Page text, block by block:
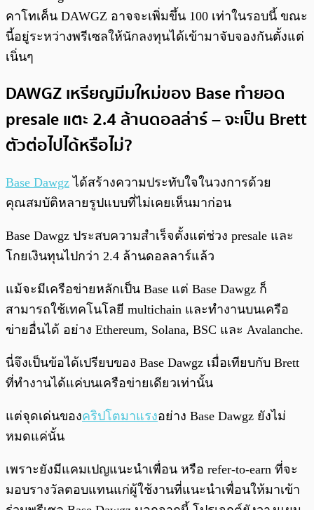
คาโทเค็น DAWGZ อาจจะเพิ่มขึ้น 100 เท่าในรอบนี้ ขณะ
นี้อยู่ระหว่างพรีเซลให้นักลงทุนได้เข้ามาจับจองกันตั้งแต่
เนิ่นๆ
DAWGZ เหรียญมีมใหม่ของ Base ทำยอด
presale แตะ 2.4 ล้านดอลล่าร์ – จะเป็น Brett
ตัวต่อไปได้หรือไม่?
Base Dawgz ได้สร้างความประทับใจในวงการด้วย
คุณสมบัติหลายรูปแบบที่ไม่เคยเห็นมาก่อน
Base Dawgz ประสบความสำเร็จตั้งแต่ช่วง presale และ
โกยเงินทุนไปกว่า 2.4 ล้านดอลลาร์แล้ว
แม้จะมีเครือข่ายหลักเป็น Base แต่ Base Dawgz ก็
สามารถใช้เทคโนโลยี multichain และทำงานบนเครือ
ข่ายอื่นได้ อย่าง Ethereum, Solana, BSC และ Avalanche.
นี่จึงเป็นข้อได้เปรียบของ Base Dawgz เมื่อเทียบกับ Brett
ที่ทำงานได้แค่บนเครือข่ายเดียวเท่านั้น
แต่จุดเด่นของคริปโตมาแรงอย่าง Base Dawgz ยังไม่
หมดแค่นั้น
เพราะยังมีแคมเปญแนะนำเพื่อน หรือ refer-to-earn ที่จะ
มอบรางวัลตอบแทนแก่ผู้ใช้งานที่แนะนำเพื่อนให้มาเข้า